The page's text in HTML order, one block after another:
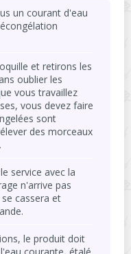
un courant d'eau
et retirons les
oublier les
vous travaillez
vous devez faire
sont
des morceaux
service avec la
n'arrive pas
cassera et
le produit doit
courante, étalé